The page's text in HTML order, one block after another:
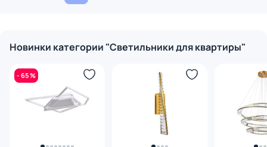
Новинки категории "Светильники для квартиры"
- 65 %